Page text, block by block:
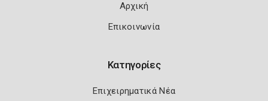
Αρχική
Επικοινωνία
Κατηγορίες
Επιχειρηματικά Νέα